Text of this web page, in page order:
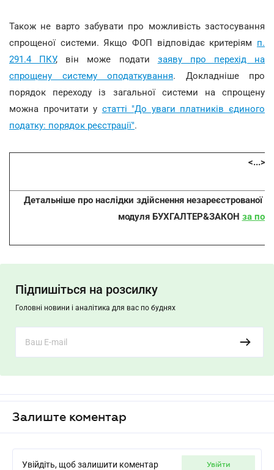
Також не варто забувати про можливість застосування
спрощеної системи. Якщо ФОП відповідає критеріям п.
291.4 ПКУ, він може подати заяву про перехід на
спрощену систему оподаткування. Докладніше про
порядок переходу із загальної системи на спрощену
можна прочитати у статті "До уваги платників єдиного
податку: порядок реєстрації".
<...>
Детальніше про наслідки здійснення незареєстрованої
модуля БУХГАЛТЕР&ЗАКОН за
Підпишіться на розсилку
Головні новини і аналітика для вас по буднях
Залиште коментар
Увійдіть, щоб залишити коментар увійти